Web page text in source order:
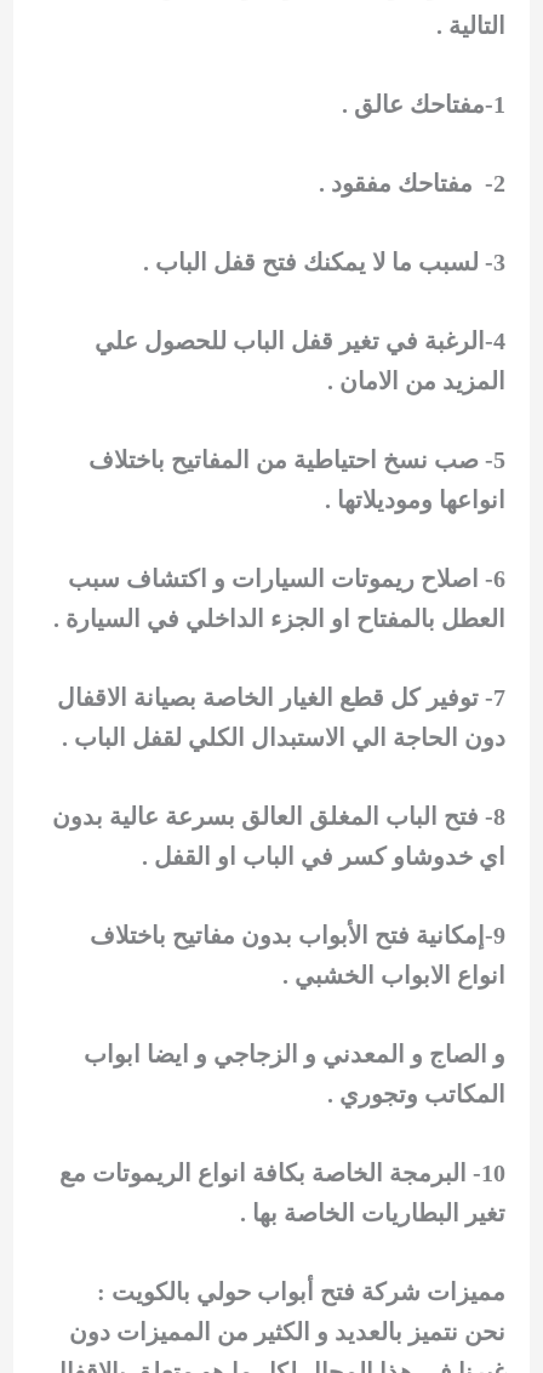
التالية .
1-مفتاحك عالق .
2- مفتاحك مفقود .
3- لسبب ما لا يمكنك فتح قفل الباب .
4-الرغبة في تغير قفل الباب للحصول علي
المزيد من الامان .
5- صب نسخ احتياطية من المفاتيح باختلاف
انواعها وموديلاتها .
6- اصلاح ريموتات السيارات و اكتشاف سبب
العطل بالمفتاح او الجزء الداخلي في السيارة .
7- توفير كل قطع الغيار الخاصة بصيانة الاقفال
دون الحاجة الي الاستبدال الكلي لقفل الباب .
8- فتح الباب المغلق العالق بسرعة عالية بدون
اي خدوشاو كسر في الباب او القفل .
9-إمكانية فتح الأبواب بدون مفاتيح باختلاف
انواع الابواب الخشبي .
و الصاج و المعدني و الزجاجي و ايضا ابواب
المكاتب وتجوري .
10- البرمجة الخاصة بكافة انواع الريموتات مع
تغير البطاريات الخاصة بها .
مميزات شركة فتح أبواب حولي بالكويت :
نحن نتميز بالعديد و الكثير من المميزات دون